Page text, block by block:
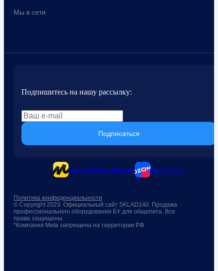
Мы в сети
Подпишитесь на нашу рассылку:
Подписаться
Мы в Яндекс.Маркет Мы в Ozon
© Copyright 2023. Официальный сайт SKLAD140. Продажа
профессионального оборудования БУ для общепита. Все
права защищены.
*Компания Meta запрещена на территории РФ
Политика конфиденциальности